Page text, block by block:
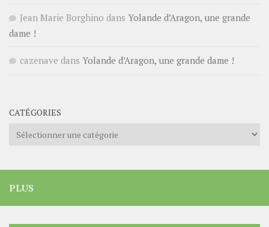
Jean Marie Borghino dans Yolande d’Aragon, une grande
dame !
cazenave dans Yolande d’Aragon, une grande dame !
CATÉGORIES
Catégories
PLUS